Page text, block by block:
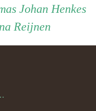
Johan Henkes
Reijnen
(04-12-1957)